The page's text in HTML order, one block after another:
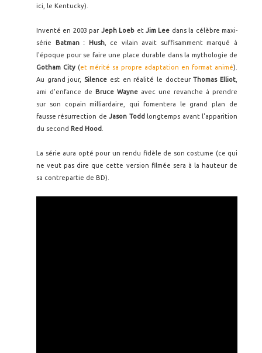
ici, le Kentucky).
Inventé en 2003 par Jeph Loeb et Jim Lee dans la célèbre maxi-
série
Batman : Hush, ce vilain avait suffisamment marqué à
l'époque pour se faire une place durable dans la mythologie de
Gotham City (et mérité sa propre adaptation en format animé).
Au grand jour, Silence est en réalité le docteurThomas Elliot
ami d'enfance de Bruce Wayne avec une revanche à prendre
sur son copain milliardaire, qui fomentera le grand plan de
fausse résurrection deJason Todd longtemps avant l'apparition
du second Red Hood
La série aura opté pour un rendu fidèle de son costume (ce qui
ne veut pas dire que cette version filmée sera à la hauteur de
sa contrepartie de BD).